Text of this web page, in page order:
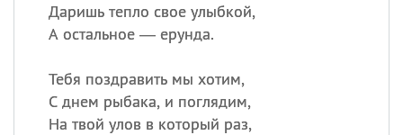
Даришь тепло свое улыбкой,
А остальное — ерунда.
Тебя поздравить мы хотим,
С днем рыбака, и поглядим,
На твой улов в который раз,